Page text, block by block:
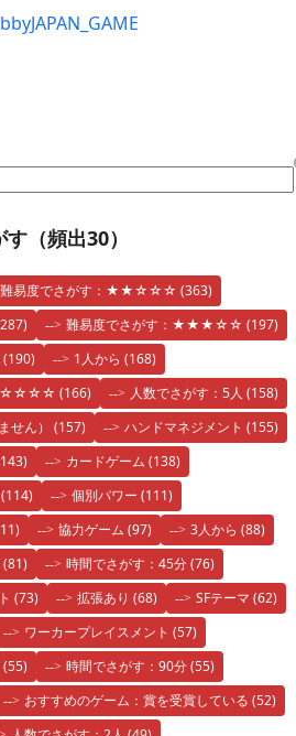
（頻出30）
難易度でさがす：★★☆☆☆ (363)
難易度でさがす：★★★☆☆ (197)
(190) 1人から (168)
★☆☆☆☆ (166) 人数でさがす：5人 (158)
せん） (157) ハンドマネジメント (155)
カードゲーム (138)
(114) 個別パワー (111)
協力ゲーム (97) 3人から (88)
(81) 時間でさがす：45分(76)
(73) 拡張あり (68) SFテーマ (62)
ワーカープレイスメント (57)
(55) 時間でさがす：90分(55)
おすすめのゲーム：賞を受賞している (52)